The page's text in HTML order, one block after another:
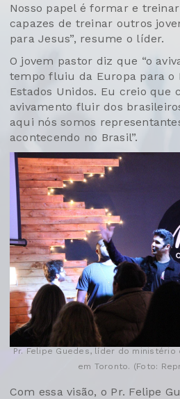
Nosso papel é formar e
capazes de treinar outros
para Jesus”, resume o líder.
O jovem pastor diz que “o
tempo fluiu da Europa para o
Estados Unidos. Eu creio que
avivamento fluir dos
aqui nós somos
acontecendo no Brasil”.
Pr. Felipe Guedes, líder do ministério
em Toronto. (Foto:
Com essa visão, o Pr. Felipe